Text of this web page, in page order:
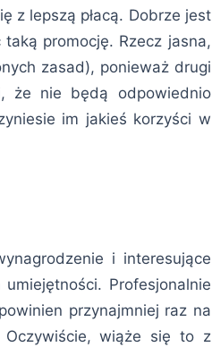
z lepszą płacą. Dobrze jest
promocję. Rzecz jasna,
zasad), ponieważ drugi
że nie będą odpowiednio
im jakieś korzyści w
i interesujące
Profesjonalnie
przynajmniej raz na
Oczywiście, wiąże się to z